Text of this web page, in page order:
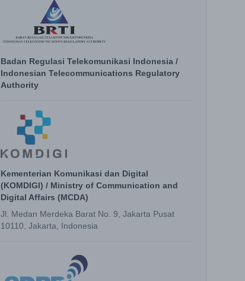
Badan Regulasi Telekomunikasi Indonesia /
Indonesian Telecommunications Regulatory
Authority
Kementerian Komunikasi dan Digital
(KOMDIGI) / Ministry of Communication and
Digital Affairs (MCDA)
Jl. Medan Merdeka Barat No. 9, Jakarta Pusat
10110, Jakarta, Indonesia